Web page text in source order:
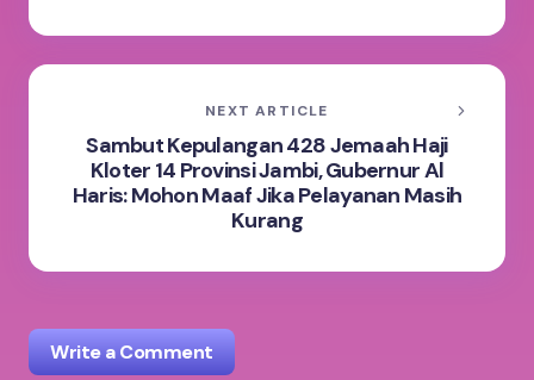
NEXT ARTICLE
Sambut Kepulangan 428 Jemaah Haji
Kloter 14 Provinsi Jambi, Gubernur Al
Haris: Mohon Maaf Jika Pelayanan Masih
Kurang
Write a Comment